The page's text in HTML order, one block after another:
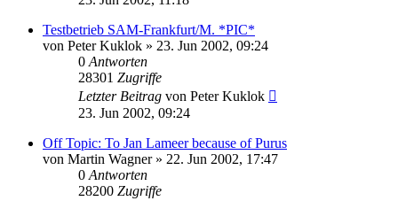
Testbetrieb SAM-Frankfurt/M. *PIC*
von Peter Kuklok » 23. Jun 2002, 09:24
0 Antworten
28301 Zugriffe
Letzter Beitrag von Peter Kuklok
23. Jun 2002, 09:24
Off Topic: To Jan Lameer because of Purus
von Martin Wagner» 22. Jun 2002, 17:47
0 Antworten
28200 Zugriffe